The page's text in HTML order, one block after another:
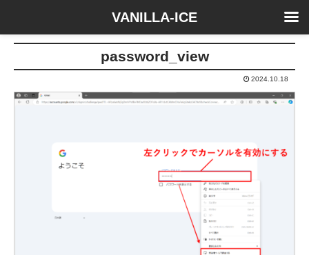
password_view
2024.10.18
VANILLA-ICE